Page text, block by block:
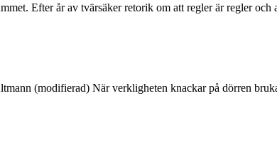
Efter år av tvärsäker retorik om att regler är regler och
(modifierad) När verkligheten knackar på dörren